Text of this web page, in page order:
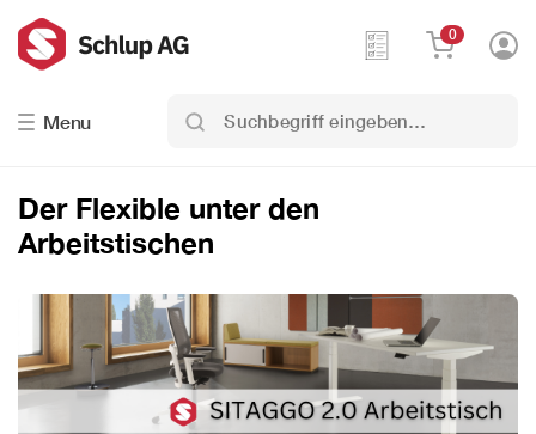
Menu
Suchbegriff
0
Der Flexible unter den
Arbeitstischen